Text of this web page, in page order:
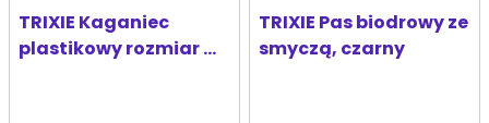
TRIXIE Kaganiec
plastikowy rozmiar M
TRIXIE Pas biodrowy ze
smyczą, czarny